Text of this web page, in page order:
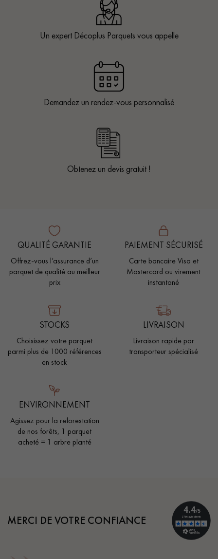
Un expert Décoplus Parquets vous appelle
Demandez un rendez-vous personnalisé
Obtenez un devis gratuit !
QUALITÉ GARANTIE
Offrez-vous l’assurance d’un
parquet de qualité au meilleur
prix
PAIEMENT SÉCURISÉ
Carte bancaire Visa et
Mastercard ou virement
instantané
STOCKS
Choisissez votre parquet
parmi plus de 1000 références
en stock
LIVRAISON
Livraison rapide par
transporteur spécialisé
ENVIRONNEMENT
Agissez pour la reforestation
de nos forêts, 1 parquet
acheté = 1 arbre planté
MERCI DE VOTRE CONFIANCE